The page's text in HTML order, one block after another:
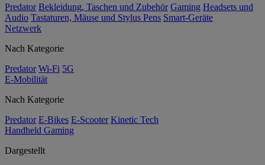
Predator Bekleidung, Taschen und Zubehör Gaming Headsets und
Audio Tastaturen, Mäuse und Stylus Pens Smart-Geräte
Netzwerk
Nach Kategorie
Predator Wi-Fi 5G
E-Mobilität
Nach Kategorie
Predator E-Bikes E-Scooter Kinetic Tech
Handheld Gaming
Dargestellt